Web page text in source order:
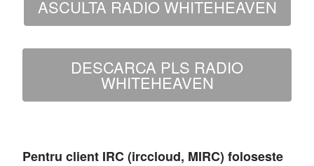
ASCULTA RADIO WHITEHEAVEN
DESCARCA PLS RADIO
WHITEHEAVEN
Pentru client IRC (irccloud, MIRC) foloseste